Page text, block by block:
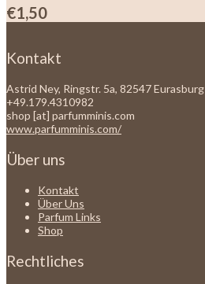
€1,50
Kontakt
Astrid Ney, Ringstr. 5a, 82547 Eurasburg
+49.179.4310982
shop [at] parfumminis.com
www.parfumminis.com/
Über uns
Kontakt
Über Uns
Parfum Links
Shop
Rechtliches